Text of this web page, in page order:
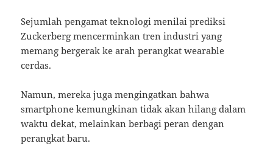
Sejumlah pengamat teknologi menilai prediksi
Zuckerberg mencerminkan tren industri yang
memang bergerak ke arah perangkat wearable
cerdas.
Namun, mereka juga mengingatkan bahwa
smartphone kemungkinan tidak akan hilang dalam
waktu dekat, melainkan berbagi peran dengan
perangkat baru.